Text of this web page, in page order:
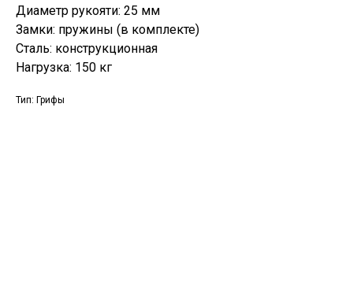
Диаметр рукояти: 25 мм
Замки: пружины (в комплекте)
Сталь: конструкционная
Нагрузка: 150 кг
Тип: Грифы